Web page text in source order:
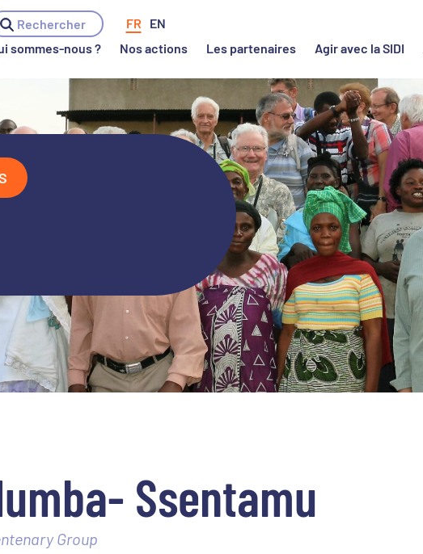
sommes-nous ? Nos actions Les partenaires Agir avec la SIDI
Ssentamu
Group